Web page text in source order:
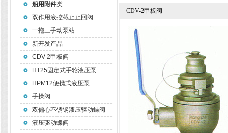
船用附件类
双作用液控截止止回阀
一拖三手动泵站
新开发产品
CDV-2甲板阀
HT25固定式手轮液压泵
HPM12便携式液压泵
手操阀
双偏心不锈钢液压驱动蝶阀
液压驱动蝶阀
CDV-2甲板阀